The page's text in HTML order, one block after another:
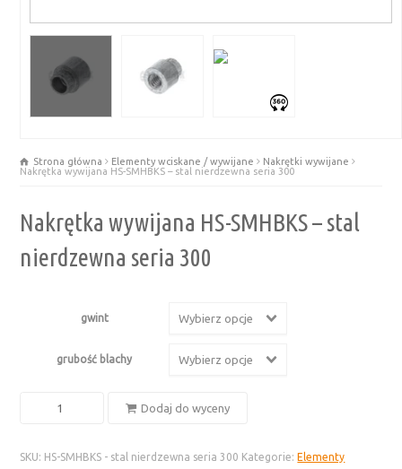
Strona główna Elementy wciskane / wywijane
Nakrętki wywijane
Nakrętka wywijana HS-SMHBKS – stal nierdzewna seria 300
Nakrętka wywijana HS-SMHBKS – stal
nierdzewna seria 300
gwint Wybierz opcje
grubość blachy Wybierz opcje
HS-
Dodaj do wyceny
SKU: HS-SMHBKS - stal nierdzewna seria 300 Kategorie:Elementy